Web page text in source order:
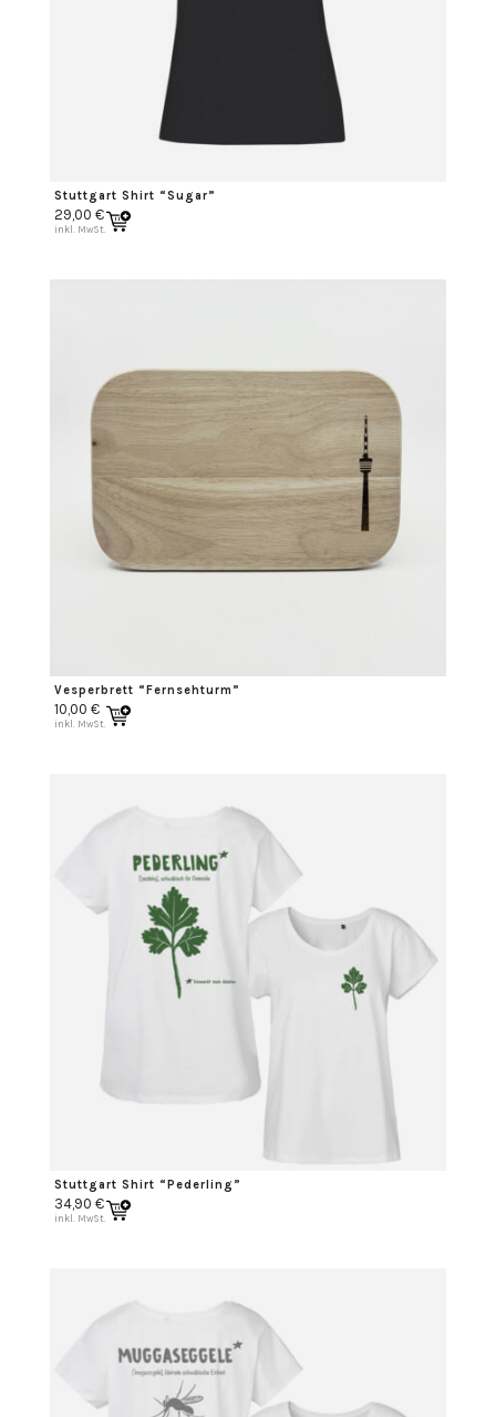
Stuttgart Shirt “Sugar”
29,00 €
inkl. MwSt.
Vesperbrett “Fernsehturm”
10,00 €
inkl. MwSt.
Stuttgart Shirt “Pederling”
34,90 €
inkl. MwSt.